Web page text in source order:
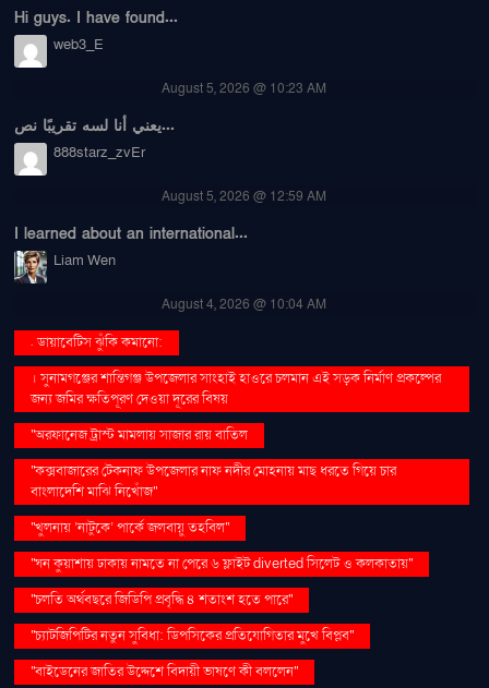
Hi guys. I have found...
web3_E
August 5, 2026 @ 10:23 AM
يعني أنا لسه تقريبًا نص...
888starz_zvEr
August 5, 2026 @ 12:59 AM
I learned about an international...
Liam Wen
August 4, 2026 @ 10:04 AM
. ডায়াবেটিস ঝুঁকি কমানো:
। সুনামগঞ্জের শান্তিগঞ্জ উপজেলার সাংহাই হাওরে চলমান এই সড়ক নির্মাণ প্রকল্পের
জন্য জমির ক্ষতিপূরণ দেওয়া দূরের বিষয়
''অরফানেজ ট্রাস্ট মামলায় সাজার রায় বাতিল
''কক্সবাজারের টেকনাফ উপজেলার নাফ নদীর মোহনায় মাছ ধরতে গিয়ে চার
বাংলাদেশি মাঝি নিখোঁজ''
''খুলনায় ‘নাটুকে’ পার্কে জলবায়ু তহবিল''
''ঘন কুয়াশায় ঢাকায় নামতে না পেরে ৬ ফ্লাইট diverted সিলেট ও কলকাতায়''
''চলতি অর্থবছরে জিডিপি প্রবৃদ্ধি ৪ শতাংশ হতে পারে''
''চ্যাটজিপিটির নতুন সুবিধা: ডিপসিকের প্রতিযোগিতার মুখে বিপ্লব''
''বাইডেনের জাতির উদ্দেশে বিদায়ী ভাষণে কী বললেন''